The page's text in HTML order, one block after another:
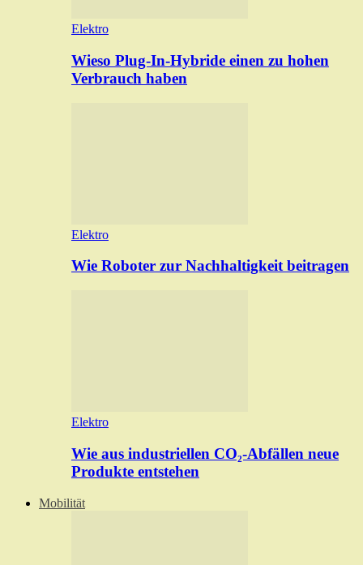
Elektro
Wieso Plug-In-Hybride einen zu hohen
Verbrauch haben
Elektro
Wie Roboter zur Nachhaltigkeit beitragen
Elektro
Wie aus industriellen CO₂-Abfällen neue
Produkte entstehen
Mobilität